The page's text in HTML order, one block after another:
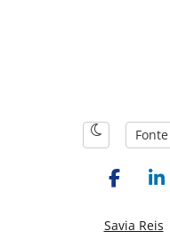
Fonte
Savia Reis